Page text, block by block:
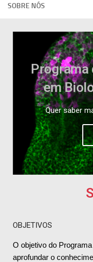
SOBRE NÓS
Programa
em
Quer saber
OBJETIVOS
O objetivo do
aprofundar o